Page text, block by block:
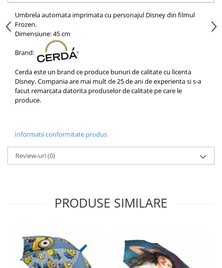
Umbrela automata imprimata cu personajul Disney din filmul
Frozen.
Dimensiune: 45 cm
Brand:
Cerda este un brand ce produce bunuri de calitate cu licenta
Disney. Compania are mai mult de 25 de ani de experienta si s-a
facut remarcata datorita produselor de calitate pe care le
produce.
Informatii conformitate produs
Review-uri(0)
PRODUSE SIMILARE